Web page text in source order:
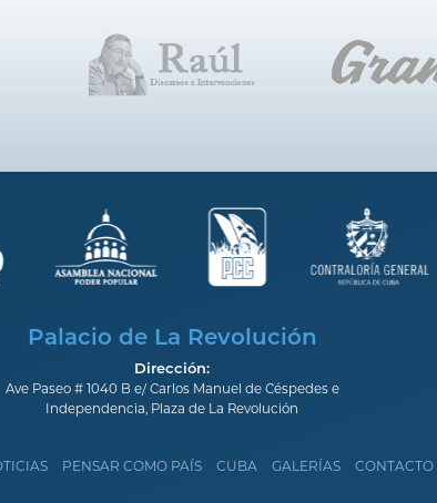
Palacio de La Revolución
Dirección:
Ave Paseo # 1040 B e/ Carlos Manuel de Céspedes e
Independencia, Plaza de La Revolución
PENSAR COMO PAÍS CUBA GALERÍAS CONTACTO